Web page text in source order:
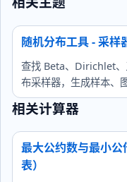
随机分布工具 - 采样
查找 Beta、Dirichlet
布采样器，生成样本、
相关计算器
最大公约数与最小
表）